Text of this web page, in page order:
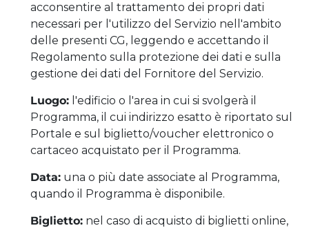
acconsentire al trattamento dei propri dati
necessari per l'utilizzo del Servizio nell'ambito
delle presenti CG, leggendo e accettando il
Regolamento sulla protezione dei dati e sulla
gestione dei dati del Fornitore del Servizio.
Luogo: l'edificio o l'area in cui si svolgerà il
Programma, il cui indirizzo esatto è riportato sul
Portale e sul biglietto/voucher elettronico o
cartaceo acquistato per il Programma.
Data: una o più date associate al Programma,
quando il Programma è disponibile.
Biglietto: nel caso di acquisto di biglietti online,